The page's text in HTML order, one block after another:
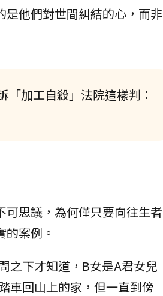
他們對世間糾結的心，而非
加工自殺」法院這樣判：
思議，為何僅只要向往生者
案例。
之下才知道，B女是A君女兒
車回山上的家，但一直到傍